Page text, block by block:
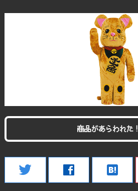
商品があらわれた！
twitter facebook hatenabookmark